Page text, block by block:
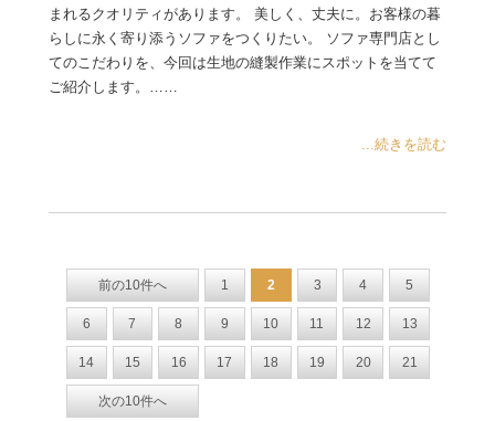
まれるクオリティがあります。 美しく、丈夫に。お客様の暮
らしに永く寄り添うソファをつくりたい。 ソファ専門店とし
てのこだわりを、今回は生地の縫製作業にスポットを当てて
ご紹介します。……
...続きを読む
前の10件へ 1 2 3 4 5
6 7 8 9 10 11 12 13
14 15 16 17 18 19 20 21
次の10件へ